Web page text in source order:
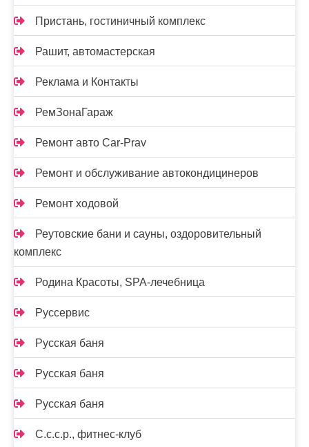
Пристань, гостиничный комплекс
Рашит, автомастерская
Реклама и Контакты
РемЗонаГараж
Ремонт авто Car-Prav
Ремонт и обслуживание автокондицинеров
Ремонт ходовой
Реутовские бани и сауны, оздоровительный
комплекс
Родина Красоты, SPA-лечебница
Руссервис
Русская баня
Русская баня
Русская баня
С.с.с.р., фитнес-клуб